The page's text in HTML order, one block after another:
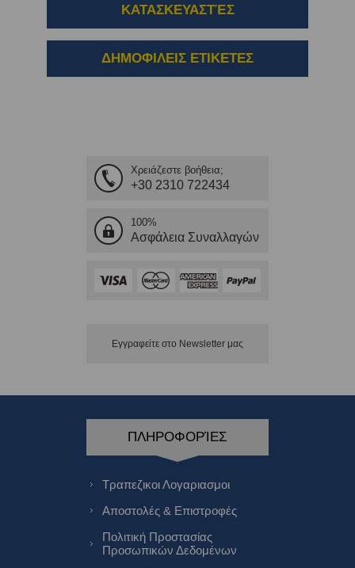
ΚΑΤΑΣΚΕΥΑΣΤΈΣ
ΔΗΜΟΦΙΛΕΙΣ ΕΤΙΚΕΤΕΣ
Χρειάζεστε βοήθεια;
+30 2310 722434
100%
Ασφάλεια Συναλλαγών
Εγγραφείτε στο Νewsletter μας
ΠΛΗΡΟΦΟΡΊΕΣ
Τραπεζικοι Λογαριασμοι
Αποστολές & Επιστροφές
Πολιτική Προστασίας
Προσωπικών Δεδομένων